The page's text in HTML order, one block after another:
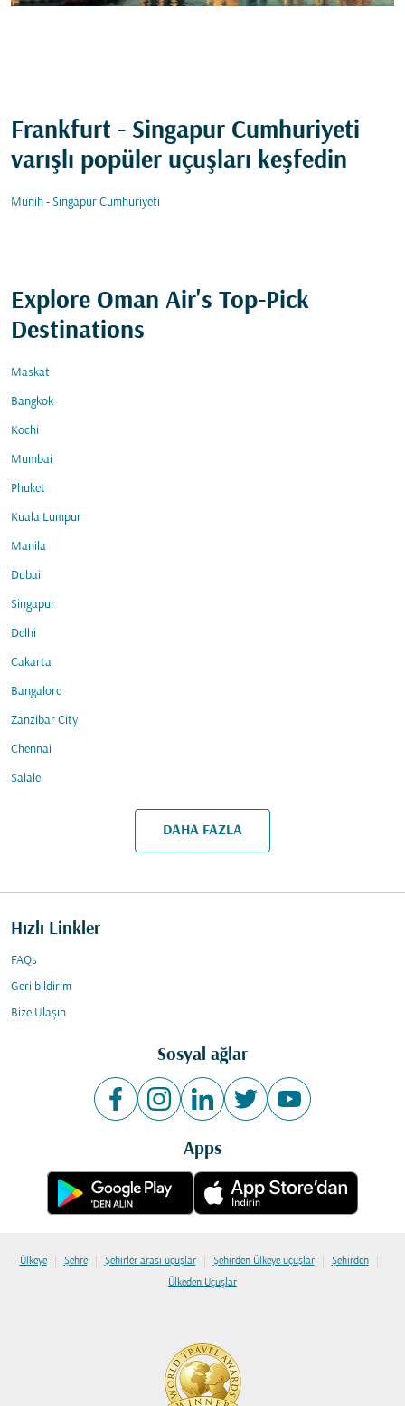
Frankfurt - Singapur Cumhuriyeti
varışlı popüler uçuşları keşfedin
Münih - Singapur Cumhuriyeti
Explore Oman Air's Top-Pick
Destinations
Maskat
Bangkok
Kochi
Mumbai
Phuket
Kuala Lumpur
Manila
Dubai
Singapur
Delhi
Cakarta
Bangalore
Zanzibar City
Chennai
Salale
DAHA FAZLA
Hızlı Linkler
FAQs
Geri bildirim
Bize Ulaşın
Sosyal ağlar
Apps
Ülkeye | Şehre | Şehirler arası uçuşlar | Şehirden Ülkeye uçuşlar | Şehirden |
Ülkeden Uçuşlar